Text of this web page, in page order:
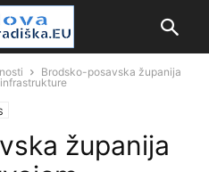
Brodsko-posavska županija
županija